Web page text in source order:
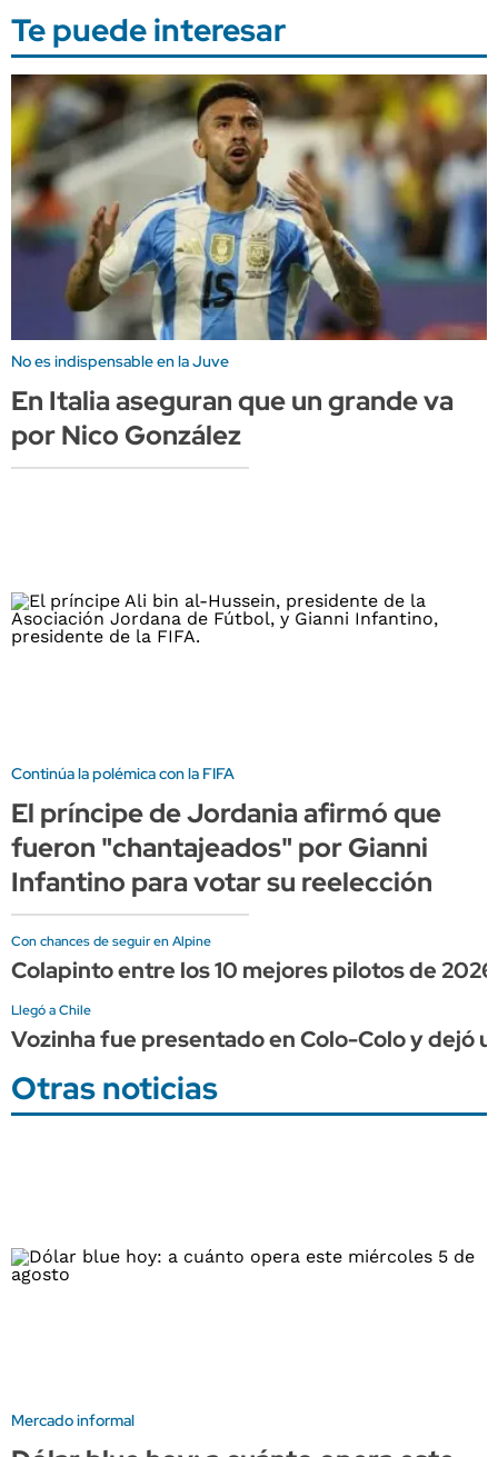
Te puede interesar
No es indispensable en la Juve
En Italia aseguran que un grande va
por Nico González
Continúa la polémica con la FIFA
El príncipe de Jordania afirmó que
fueron "chantajeados" por Gianni
Infantino para votar su reelección
Con chances de seguir en Alpine
Colapinto entre los 10 mejores pilotos de 2026
Llegó a Chile
Vozinha fue presentado en Colo-Colo y dejó
Otras noticias
Mercado informal